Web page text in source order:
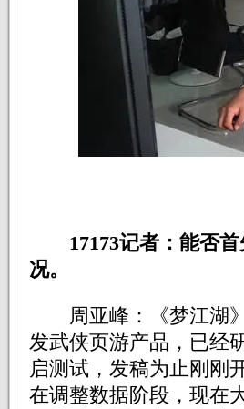
17173记者：能否
况。
周亚峰：《梦江湖》
发武侠页游产品，已经
启测试，发稿为止刚刚
在调整数据阶段，现在